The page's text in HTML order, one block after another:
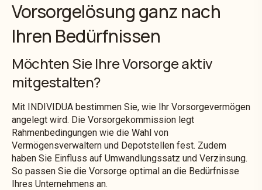
Vorsorgelösung ganz nach
Ihren Bedürfnissen
Möchten Sie Ihre Vorsorge aktiv
mitgestalten?
Mit INDIVIDUA bestimmen Sie, wie Ihr Vorsorgevermögen
angelegt wird. Die Vorsorgekommission legt
Rahmenbedingungen wie die Wahl von
Vermögensverwaltern und Depotstellen fest. Zudem
haben Sie Einfluss auf Umwandlungssatz und Verzinsung.
So passen Sie die Vorsorge optimal an die Bedürfnisse
Ihres Unternehmens an.